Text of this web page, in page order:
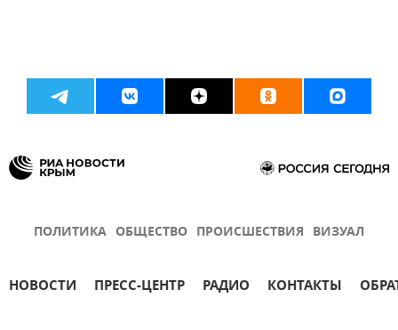
ПОЛИТИКА ОБЩЕСТВО ПРОИСШЕСТВИЯ ВИЗУАЛ
НОВОСТИ ПРЕСС-ЦЕНТР РАДИО КОНТАКТЫ